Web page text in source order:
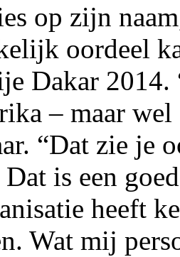
op zijn
oordeel
Dakar 2014.
– maar wel
“Dat zie je
is een
heeft
Wat mij